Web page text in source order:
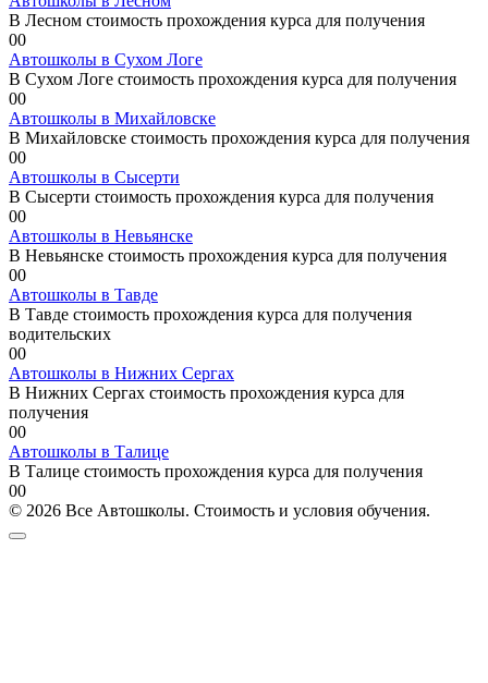
В Лесном стоимость прохождения курса для получения
00
Автошколы в Сухом Логе
В Сухом Логе стоимость прохождения курса для получения
00
Автошколы в Михайловске
В Михайловске стоимость прохождения курса для получения
00
Автошколы в Сысерти
В Сысерти стоимость прохождения курса для получения
00
Автошколы в Невьянске
В Невьянске стоимость прохождения курса для получения
00
Автошколы в Тавде
В Тавде стоимость прохождения курса для получения
водительских
00
Автошколы в Нижних Сергах
В Нижних Сергах стоимость прохождения курса для
получения
00
Автошколы в Талице
В Талице стоимость прохождения курса для получения
00
© 2026 Все Автошколы. Стоимость и условия обучения.